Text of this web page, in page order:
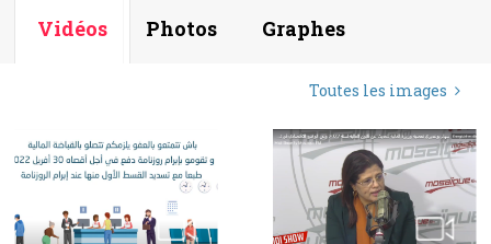
Vidéos Photos
Toutes les images
Graphes